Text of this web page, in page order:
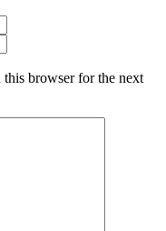
this browser for the next